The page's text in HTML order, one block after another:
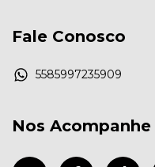
Fale Conosco
5585997235909
Nos